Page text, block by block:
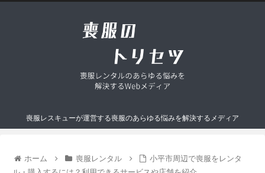
喪服レスキューが運営する喪服のあらゆる悩みを解決するメディア
ホーム 喪服レンタル
小平市周辺で喪服をレンタ